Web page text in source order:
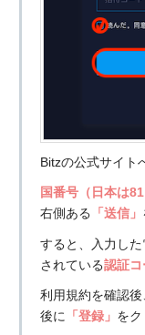
Bitzの公式サイト
国番号（日本は
右側ある
「送信」
すると、入力し
されている認証コ
利用規約を確認後
後に
「登録」 をク